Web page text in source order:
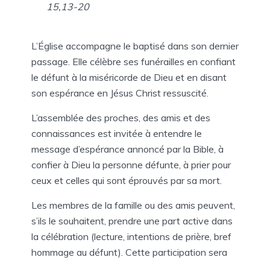
15,13-20
L’Église accompagne le baptisé dans son dernier
passage. Elle célèbre ses funérailles en confiant
le défunt à la miséricorde de Dieu et en disant
son espérance en Jésus Christ ressuscité.
L’assemblée des proches, des amis et des
connaissances est invitée à entendre le
message d’espérance annoncé par la Bible, à
confier à Dieu la personne défunte, à prier pour
ceux et celles qui sont éprouvés par sa mort.
Les membres de la famille ou des amis peuvent,
s’ils le souhaitent, prendre une part active dans
la célébration (lecture, intentions de prière, bref
hommage au défunt). Cette participation sera